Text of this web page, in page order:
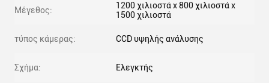
Μέγεθος:
1200 χιλιοστά x 800 χιλιοστά x
1500 χιλιοστά
τύπος κάμερας: CCD υψηλής ανάλυσης
Σχήμα: Ελεγκτής